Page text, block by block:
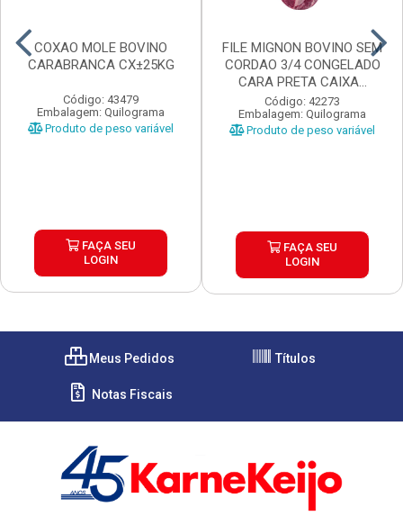
COXAO MOLE BOVINO
CARABRANCA CX±25KG
Código: 43479
Embalagem: Quilograma
Produto de peso variável
FAÇA SEU
LOGIN
FILE MIGNON BOVINO SEM
CORDAO 3/4 CONGELADO
CARA PRETA CAIXA...
Código: 42273
Embalagem: Quilograma
Produto de peso variável
FAÇA SEU
LOGIN
Meus Pedidos Títulos
Notas Fiscais